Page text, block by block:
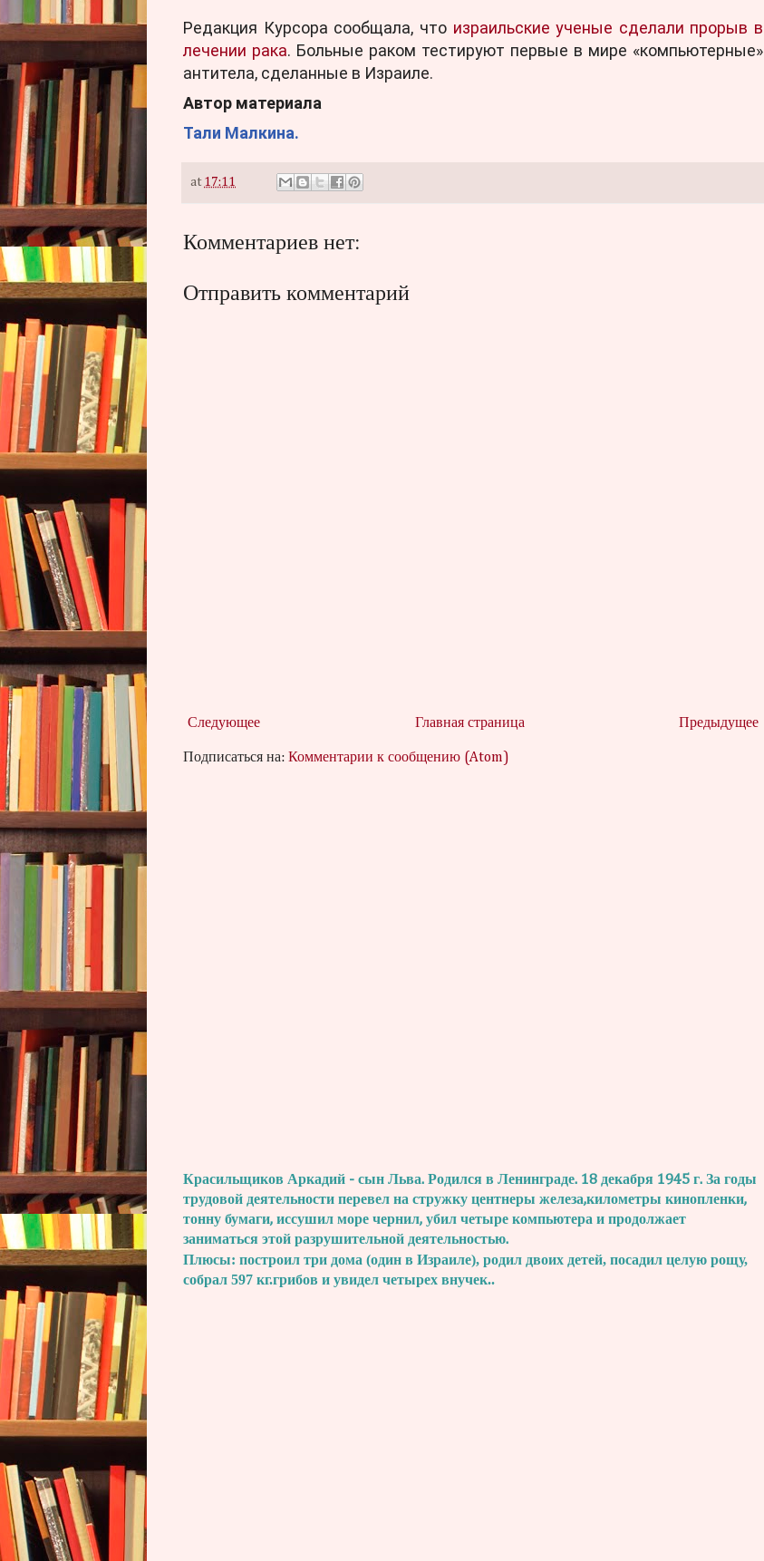
Редакция Курсора сообщала, что израильские ученые сделали прорыв в
лечении рака. Больные раком тестируют первые в мире «компьютерные»
антитела, сделанные в Израиле.
Автор материала
Тали Малкина.
at 17:11
Комментариев нет:
Отправить комментарий
Следующее Предыдущее
Главная страница
Подписаться на: Комментарии к сообщению (Atom)
Красильщиков Аркадий - сын Льва. Родился в Ленинграде. 18 декабря 1945 г. За годы
трудовой деятельности перевел на стружку центнеры железа,километры кинопленки,
тонну бумаги, иссушил море чернил, убил четыре компьютера и продолжает
заниматься этой разрушительной деятельностью.
Плюсы: построил три дома (один в Израиле), родил двоих детей, посадил целую рощу,
собрал 597 кг.грибов и увидел четырех внучек..